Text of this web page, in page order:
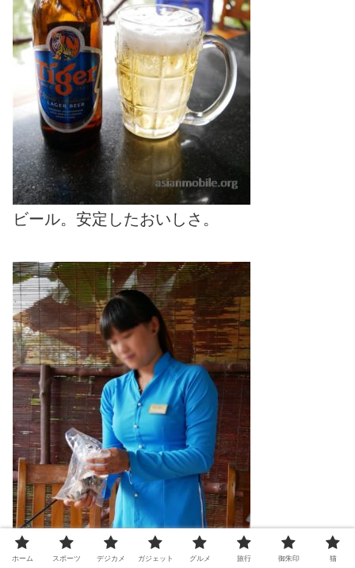
ビール。安定したおいしさ。
ホーム スポーツ デジカメ ガジェット グルメ 旅行 御朱印 猫